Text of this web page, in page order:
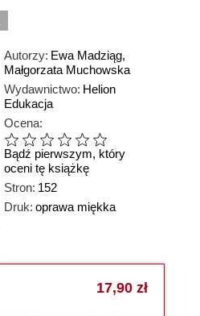
Autorzy: Ewa Madziąg,
Małgorzata Muchowska
Wydawnictwo: Helion
Edukacja
Ocena:
Bądź pierwszym, który
oceni tę książkę
Stron: 152
Druk: oprawa miękka
17,90 zł